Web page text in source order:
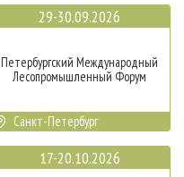
29-30.09.2026
Петербургский Международный
Лесопромышленный Форум
Санкт-Петербург
17-20.10.2026